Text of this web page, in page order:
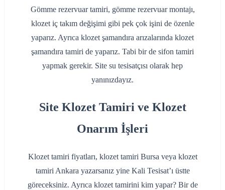
Gömme rezervuar tamiri, gömme rezervuar montajı,
klozet iç takım değişimi gibi pek çok işini de özenle
yaparız. Ayrıca klozet şamandıra arızalarında klozet
şamandıra tamiri de yaparız. Tabi bir de sifon tamiri
yapmak gerekir. Site su tesisatçısı olarak hep
yanınızdayız.
Site Klozet Tamiri ve Klozet
Onarım İşleri
Klozet tamiri fiyatları, klozet tamiri Bursa veya klozet
tamiri Ankara yazarsanız yine Kali Tesisat’ı üstte
göreceksiniz. Ayrıca klozet tamirini kim yapar? Bir de